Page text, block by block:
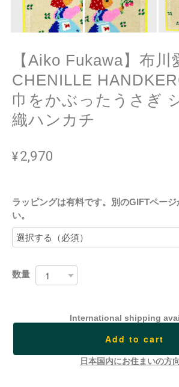
【Aiko Fukawa】布川
CHENILLE
巾をかぶったうさぎ
織ハンカチ
¥2,970
ラッピングは有料です。別のGIFTペー
い。
数量
International shipping
Add to cart
日本国内にお住まいの方